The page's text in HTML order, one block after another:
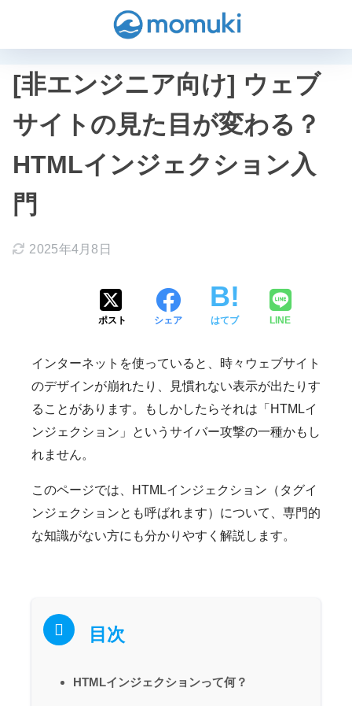
[非エンジニア向け] ウェブ
サイトの見た目が変わる？
HTMLインジェクション入
門
2025年4月8日
ポスト シェア はてブ LINE
インターネットを使っていると、時々ウェブサイト
のデザインが崩れたり、見慣れない表示が出たりす
ることがあります。もしかしたらそれは「HTMLイ
ンジェクション」というサイバー攻撃の一種かもし
れません。
このページでは、HTMLインジェクション（タグイ
ンジェクションとも呼ばれます）について、専門的
な知識がない方にも分かりやすく解説します。
目次
HTMLインジェクションって何？